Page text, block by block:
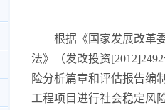
根据《国家发展改革
法》（发改投资[2012]2492
险分析篇章和评估报告编
工程项目进行社会稳定风